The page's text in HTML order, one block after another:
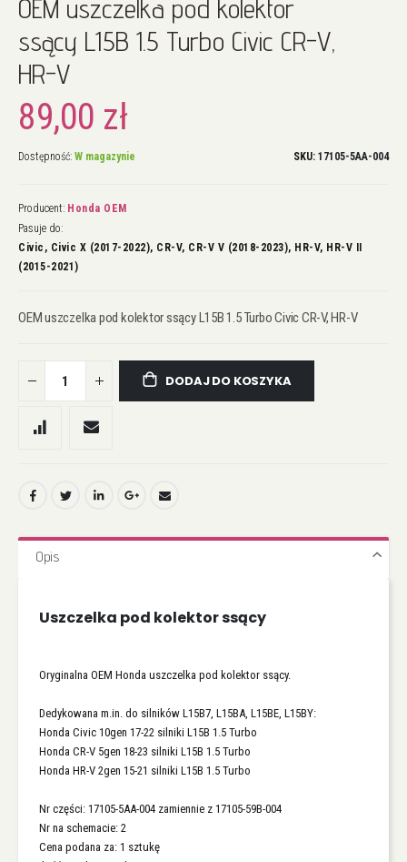
początek
galerii
OEM uszczelka pod kolektor
ssący L15B 1.5 Turbo Civic CR-V,
HR-V
89,00 zł
Dostępność: W magazynie SKU 17105-5AA-004
Producent: Honda OEM
Pasuje do:
Civic, Civic X (2017-2022), CR-V, CR-V V (2018-2023), HR-V, HR-V II
(2015-2021)
OEM uszczelka pod kolektor ssący L15B 1.5 Turbo Civic CR-V, HR-V
DODAJ DO KOSZYKA
Opis
Uszczelka pod kolektor ssący
Oryginalna OEM Honda uszczelka pod kolektor ssący.
Dedykowana m.in. do silników L15B7, L15BA, L15BE, L15BY:
Honda Civic 10gen 17-22 silniki L15B 1.5 Turbo
Honda CR-V 5gen 18-23 silniki L15B 1.5 Turbo
Honda HR-V 2gen 15-21 silniki L15B 1.5 Turbo
Nr części: 17105-5AA-004 zamiennie z 17105-59B-004
Nr na schemacie: 2
Cena podana za: 1 sztukę